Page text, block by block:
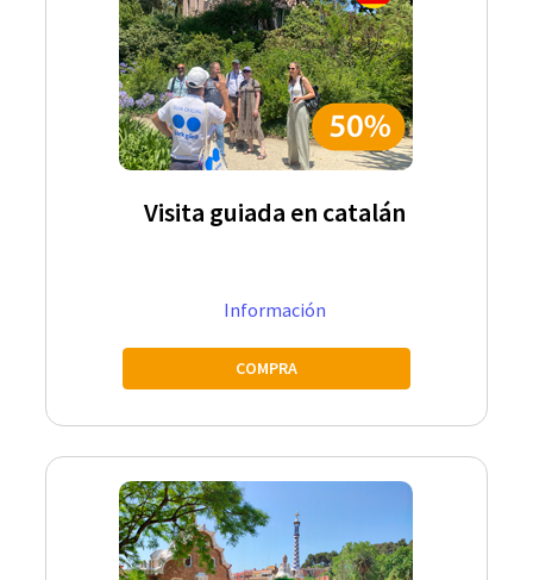
Visita guiada en catalán
Información
COMPRA